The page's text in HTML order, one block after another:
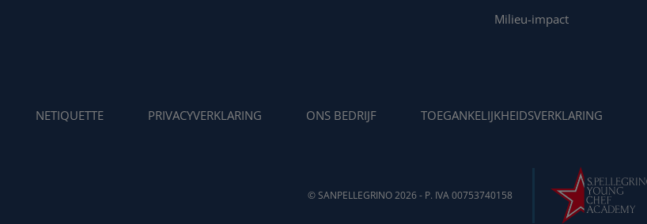
Milieu-impact
NETIQUETTE PRIVACYVERKLARING ONS BEDRIJF TOEGANKELIJKHEIDSVERKLARING
© SANPELLEGRINO 2026 - P. IVA 00753740158